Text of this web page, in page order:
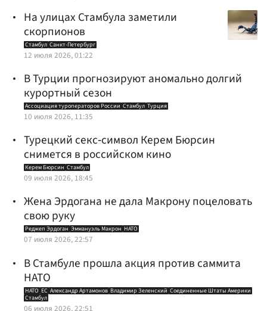
На улицах Стамбула заметили
скорпионов
Стамбул Санкт-Петербург
12 июля 2026, 01:22
В Турции прогнозируют аномально долгий
курортный сезон
Ассоциация туроператоров России Стамбул Турция
10 июля 2026, 11:35
Турецкий секс‑символ Керем Бюрсин
снимется в российском кино
Керем Бюрсин Стамбул
09 июля 2026, 18:45
Жена Эрдогана не дала Макрону поцеловать
свою руку
Реджеп Эрдоган Эммануэль Макрон НАТО
07 июля 2026, 22:57
В Стамбуле прошла акция против саммита
НАТО
НАТО ЕС Александр Артамонов Владимир Зеленский Соединенные Штаты Америки
Стамбул
06 июля 2026, 22:51